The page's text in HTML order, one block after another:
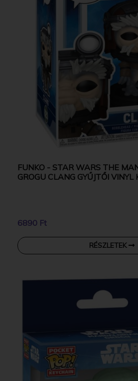
FUNKO - STAR WARS THE
GROGU CLANG GYŰJTŐI VINYL
6890 Ft
RÉSZLETEK